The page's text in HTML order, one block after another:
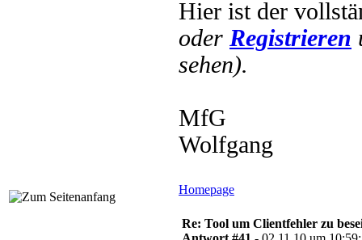
Hier ist der
oder Registrieren
sehen).
MfG
Wolfgang
Homepage
Re: Tool um Clientfehler zu